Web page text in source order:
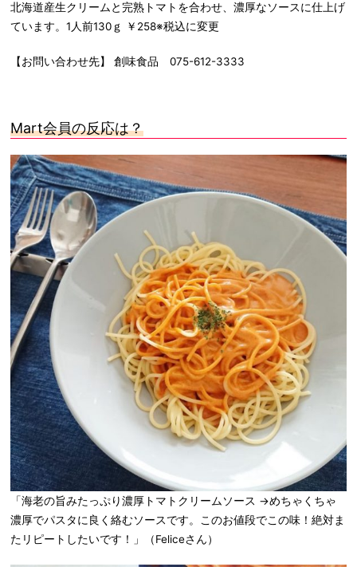
北海道産生クリームと完熟トマトを合わせ、濃厚なソースに仕上げ
ています。1人前130ｇ ￥258※税込に変更
【お問い合わせ先】 創味食品 075-612-3333
Mart会員の反応は？
「海老の旨みたっぷり濃厚トマトクリームソース →めちゃくちゃ
濃厚でパスタに良く絡むソースです。このお値段でこの味！絶対ま
たリピートしたいです！」（Feliceさん）